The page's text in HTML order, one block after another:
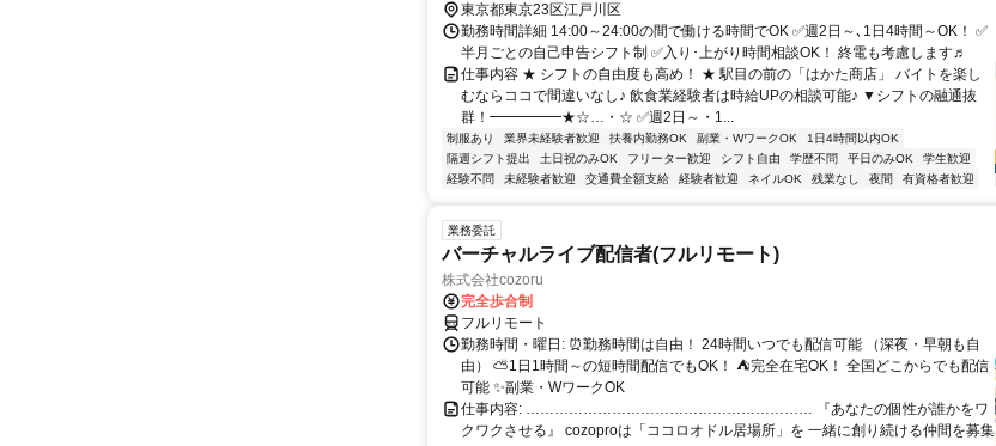
東京都東京23区江戸川区
勤務時間詳細 14:00～24:00の間で働ける時間でOK ✅週2日～､1日4時間～OK！ ✅
半月ごとの自己申告シフト制 ✅入り･上がり時間相談OK！ 終電も考慮します♬
仕事内容 ★ シフトの自由度も高め！ ★ 駅目の前の「はかた商店」 バイトを楽し
むならココで間違いなし♪ 飲食業経験者は時給UPの相談可能♪ ▼シフトの融通抜
群！━━━━━★☆…・☆ ✅週2日～・1...
制服あり 業界未経験者歓迎 扶養内勤務OK 副業・WワークOK
1日4時間以内OK
隔週シフト提出
土日祝のみOK フリーター歓迎 シフト自由 学歴不問 平日のみOK
学生歓迎
経験不問
未経験者歓迎 交通費全額支給 経験者歓迎 ネイルOK 残業なし 夜間 有資格者歓迎
業務委託
バーチャルライブ配信者(フルリモート)
株式会社cozoru
完全歩合制
フルリモート
勤務時間・曜日: ⏰勤務時間は自由！ 24時間いつでも配信可能 （深夜・早朝も自
由） ⛅1日1時間～の短時間配信でもOK！ ⛺完全在宅OK！ 全国どこからでも配信
可能 ✨副業・WワークOK
仕事内容: …………………………………………………… 『あなたの個性が誰かをワ
クワクさせる』 cozoproは「ココロオドル居場所」を 一緒に創り続ける仲間を募集